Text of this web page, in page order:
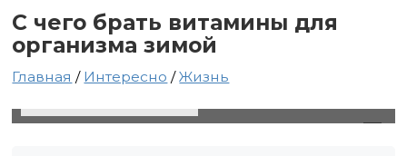
С чего брать витамины для
организма зимой
Главная / Интересно /Жизнь